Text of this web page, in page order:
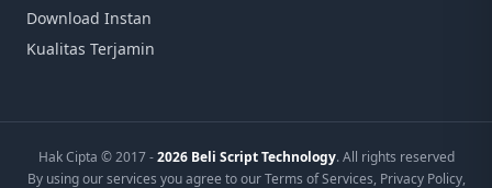
Download Instan
Kualitas Terjamin
Hak Cipta © 2017 -2026 Beli Script Technology. All rights reserved
By using our services you agree to our Terms of Services, Privacy Policy,